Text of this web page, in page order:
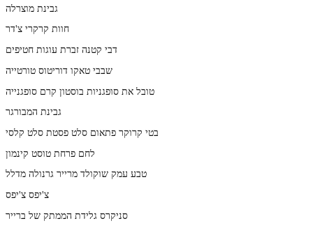
גבינת מוצרלה
חוות קרקרי צ'דר
דבי קטנה זברת עוגות חטיפים
שבבי טאקו דוריטוס טורטייה
טובל את סופגניות בוסטון קרם סופגנייה
גבינת המבורגר
בטי קרוקר פתאום סלט פסטת סלט קלסי
לחם פרחת טוסט קינמון
טבע עמק שוקולד מרייר גרנולה מדלל
צ'יפס צ'יפס
סניקרס גלידת הממתק של ברייר